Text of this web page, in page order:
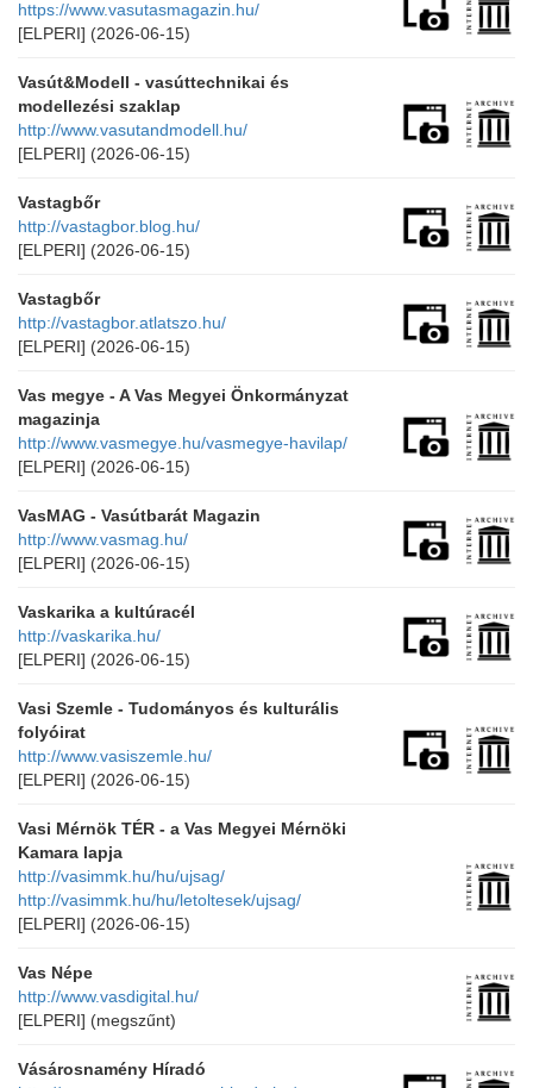
https://www.vasutasmagazin.hu/
[ELPERI] (2026-06-15)
Vasút&Modell - vasúttechnikai és
modellezési szaklap
http://www.vasutandmodell.hu/
[ELPERI] (2026-06-15)
Vastagbőr
http://vastagbor.blog.hu/
[ELPERI] (2026-06-15)
Vastagbőr
http://vastagbor.atlatszo.hu/
[ELPERI] (2026-06-15)
Vas megye - A Vas Megyei Önkormányzat
magazinja
http://www.vasmegye.hu/vasmegye-havilap/
[ELPERI] (2026-06-15)
VasMAG - Vasútbarát Magazin
http://www.vasmag.hu/
[ELPERI] (2026-06-15)
Vaskarika a kultúracél
http://vaskarika.hu/
[ELPERI] (2026-06-15)
Vasi Szemle - Tudományos és kulturális
folyóirat
http://www.vasiszemle.hu/
[ELPERI] (2026-06-15)
Vasi Mérnök TÉR - a Vas Megyei Mérnöki
Kamara lapja
http://vasimmk.hu/hu/ujsag/
http://vasimmk.hu/hu/letoltesek/ujsag/
[ELPERI] (2026-06-15)
Vas Népe
http://www.vasdigital.hu/
[ELPERI] (megszűnt)
Vásárosnamény Híradó